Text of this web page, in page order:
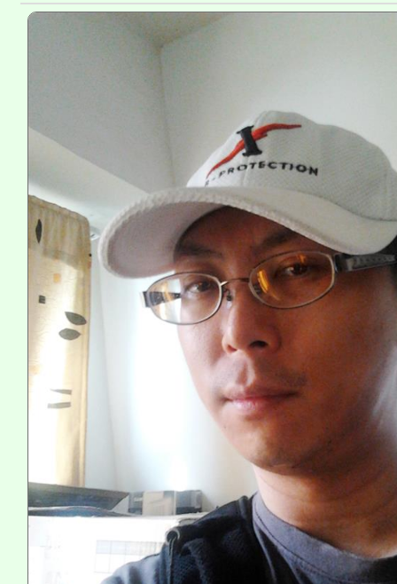
115年食農教育專業人